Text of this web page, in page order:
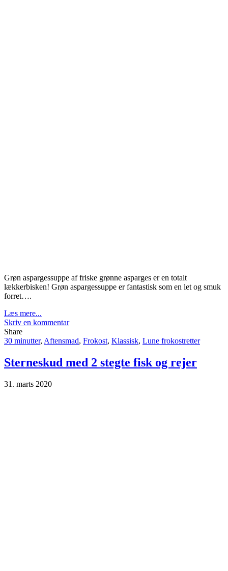
Grøn aspargessuppe af friske grønne asparges er en totalt
lækkerbisken! Grøn aspargessuppe er fantastisk som en let og smuk
forret….
Læs mere...
Skriv en kommentar
Share
30 minutter, Aftensmad, Frokost, Klassisk, Lune frokostretter
Sterneskud med 2 stegte fisk og rejer
31. marts 2020